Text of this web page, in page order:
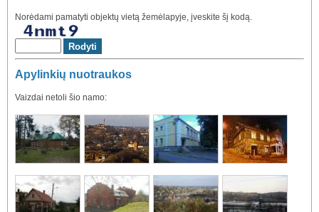
Norėdami pamatyti objektų vietą žemėlapyje, įveskite šį kodą.
Apylinkių nuotraukos
Vaizdai netoli šio namo: